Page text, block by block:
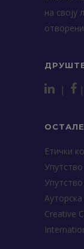
на своју
| |
Етички
Ауторска
Creative